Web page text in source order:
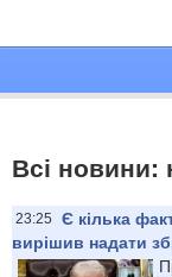
Всі новини:
23:25
Є кілька
вирішив надати